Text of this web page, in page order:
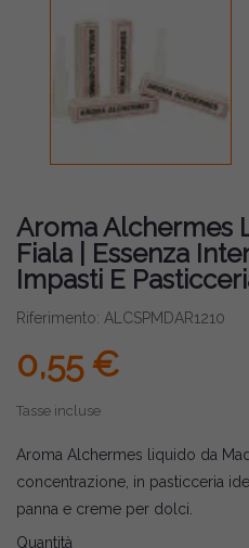
Aroma Alchermes
Fiala | Essenza
Impasti E
Riferimento: ALCSPMDAR1210
0,55 €
Tasse incluse
Aroma Alchermes liquido da
concentrazione, in pasticceria
panna e creme per dolci.
Quantità